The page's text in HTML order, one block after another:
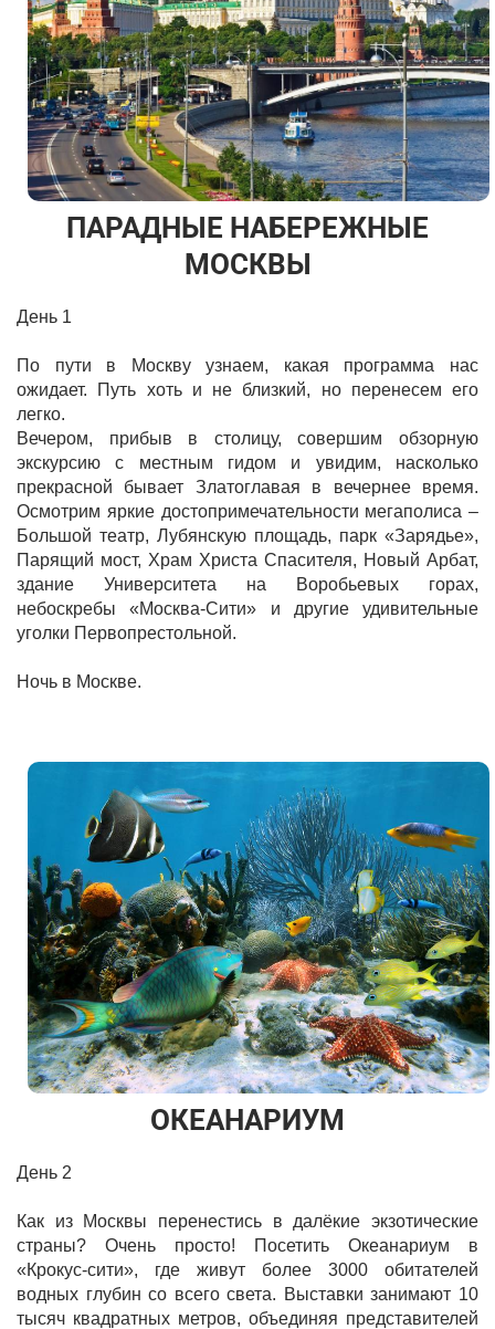
ПАРАДНЫЕ НАБЕРЕЖНЫЕ
МОСКВЫ
День 1
По пути в Москву узнаем, какая программа нас
ожидает. Путь хоть и не близкий, но перенесем его
легко.
Вечером, прибыв в столицу, совершим обзорную
экскурсию с местным гидом и увидим, насколько
прекрасной бывает Златоглавая в вечернее время.
Осмотрим яркие достопримечательности мегаполиса –
Большой театр, Лубянскую площадь, парк «Зарядье»,
Парящий мост, Храм Христа Спасителя, Новый Арбат,
здание Университета на Воробьевых горах,
небоскребы «Москва-Сити» и другие удивительные
уголки Первопрестольной.
Ночь в Москве.
ОКЕАНАРИУМ
День 2
Как из Москвы перенестись в далёкие экзотические
страны? Очень просто! Посетить Океанариум в
«Крокус-сити», где живут более 3000 обитателей
водных глубин со всего света. Выставки занимают 10
тысяч квадратных метров, объединяя представителей